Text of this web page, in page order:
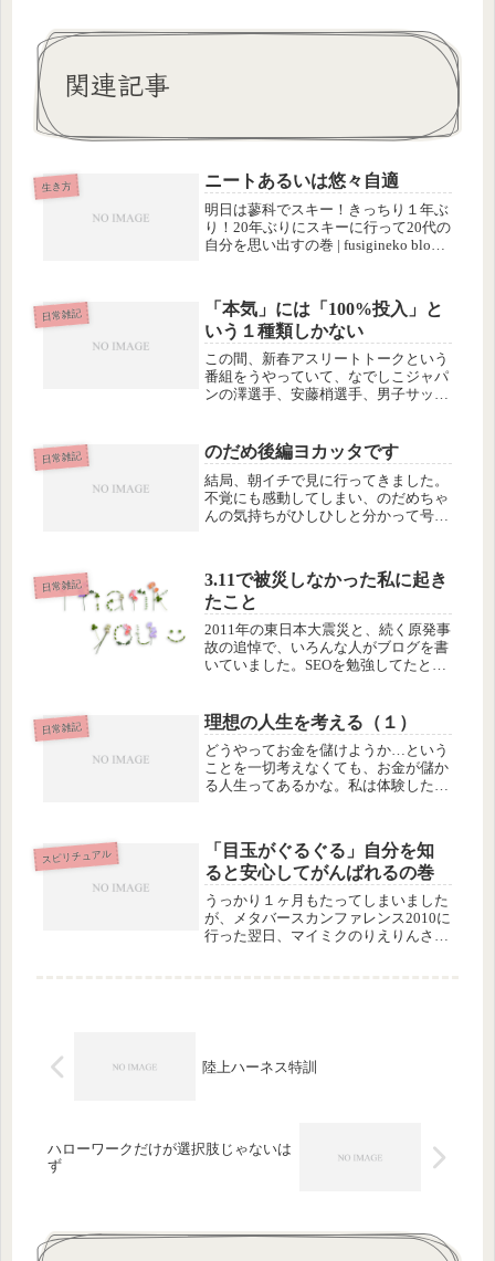
関連記事
生き方 ニートあるいは悠々自適
明日は蓼科でスキー！きっちり１年ぶ
り！20年ぶりにスキーに行って20代の
自分を思い出すの巻 | fusigineko blog /
してないといいけど。アタシは年末...
日常雑記
「本気」には「100%投入」と
いう１種類しかない
この間、新春アスリートトークという
番組をうやっていて、なでしこジャパ
ンの澤選手、安藤梢選手、男子サッカ
みました。そして話を聞いているうち
に、今までの自分が「本気」につい
て、...
日常雑記 のだめ後編ヨカッタです
結局、朝イチで見に行ってきました。
不覚にも感動してしまい、のだめちゃ
んの気持ちがひしひしと分かって号
若干興ざめ。ちょっと残念。。「のだ
め」に限らず、山本鈴美香の「エース
をね...
日常雑記
3.11で被災しなかった私に起き
たこと
2011年の東日本大震災と、続く原発事
故の追悼で、いろんな人がブログを書
いていました。SEOを勉強してたとき
思うこと | More Access! More Fun! ...
日常雑記 理想の人生を考える（１）
どうやってお金を儲けようか…という
ことを一切考えなくても、お金が儲か
る人生ってあるかな。私は体験したこ
けど。うむー。
スピリチュアル
「目玉がぐるぐる」自分を知
ると安心してがんばれるの巻
うっかり１ヶ月もたってしまいました
が、メタバースカンファレンス2010に
行った翌日、マイミクのりえりんさん
陸上ハーネス特訓
ハローワークだけが選択肢じゃないは
ず